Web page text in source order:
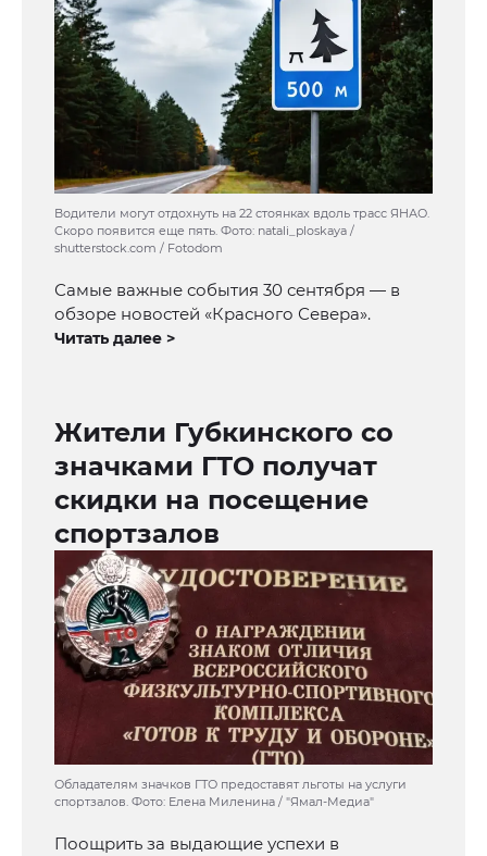
Водители могут отдохнуть на 22 стоянках вдоль трасс ЯНАО.
Скоро появится еще пять. Фото: natali_ploskaya /
shutterstock.com / Fotodom
Самые важные события 30 сентября — в
обзоре новостей «Красного Севера».
Читать далее >
Жители Губкинского со
значками ГТО получат
скидки на посещение
спортзалов
Обладателям значков ГТО предоставят льготы на услуги
спортзалов. Фото: Елена Миленина / "Ямал-Медиа"
Поощрить за выдающие успехи в